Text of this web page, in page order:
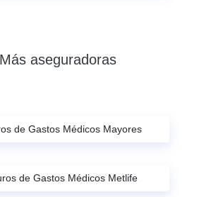
Más aseguradoras
de Gastos Médicos Mayores
de Gastos Médicos Metlife